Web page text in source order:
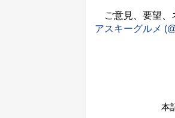
ご意見、要望、
アスキーグルメ
本